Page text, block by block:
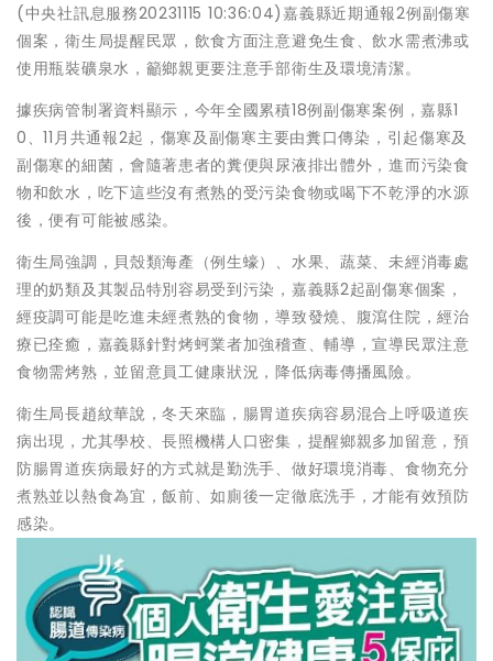
(中央社訊息服務20231115 10:36:04)嘉義縣近期通報2例副傷寒
個案，衛生局提醒民眾，飲食方面注意避免生食、飲水需煮沸或
使用瓶裝礦泉水，籲鄉親更要注意手部衛生及環境清潔。
據疾病管制署資料顯示，今年全國累積18例副傷寒案例，嘉縣1
0、11月共通報2起，傷寒及副傷寒主要由糞口傳染，引起傷寒及
副傷寒的細菌，會隨著患者的糞便與尿液排出體外，進而污染食
物和飲水，吃下這些沒有煮熟的受污染食物或喝下不乾淨的水源
後，便有可能被感染。
衛生局強調，貝殼類海產（例生蠔）、水果、蔬菜、未經消毒處
理的奶類及其製品特別容易受到污染，嘉義縣2起副傷寒個案，
經疫調可能是吃進未經煮熟的食物，導致發燒、腹瀉住院，經治
療已痊癒，嘉義縣針對烤蚵業者加強稽查、輔導，宣導民眾注意
食物需烤熟，並留意員工健康狀況，降低病毒傳播風險。
衛生局長趙紋華說，冬天來臨，腸胃道疾病容易混合上呼吸道疾
病出現，尤其學校、長照機構人口密集，提醒鄉親多加留意，預
防腸胃道疾病最好的方式就是勤洗手、做好環境消毒、食物充分
煮熟並以熱食為宜，飯前、如廁後一定徹底洗手，才能有效預防
感染。